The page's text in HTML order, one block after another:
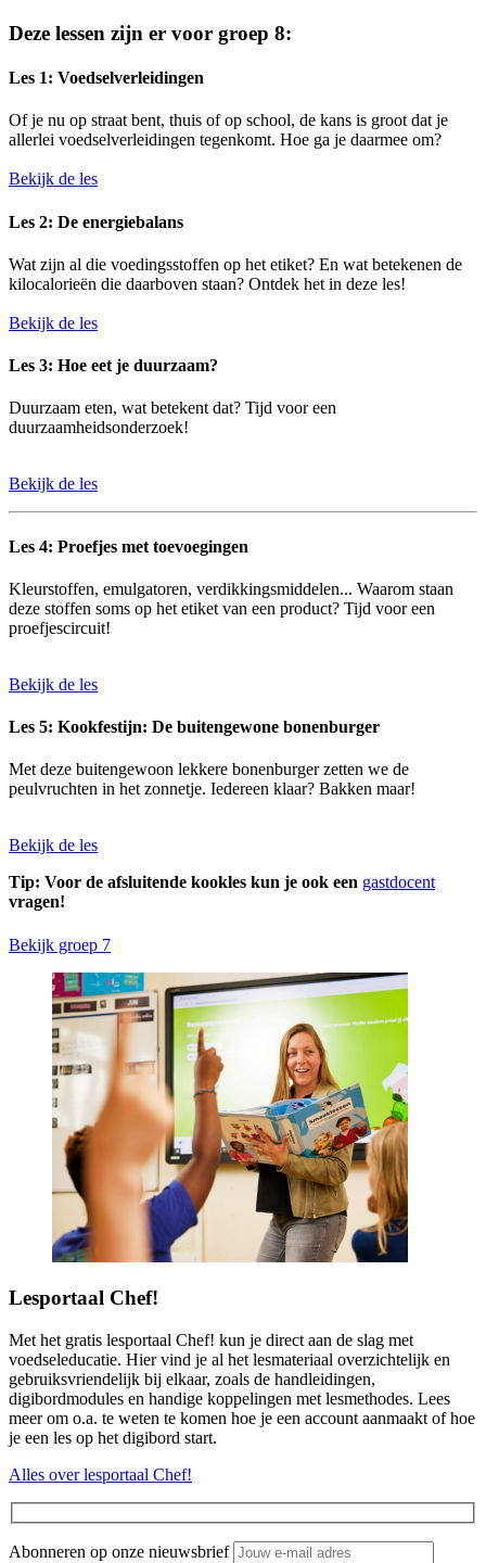
Deze lessen zijn er voor groep 8:
Les 1: Voedselverleidingen
Of je nu op straat bent, thuis of op school, de kans is groot dat je
allerlei voedselverleidingen tegenkomt. Hoe ga je daarmee om?
Bekijk de les
Les 2: De energiebalans
Wat zijn al die voedingsstoffen op het etiket? En wat betekenen de
kilocalorieën die daarboven staan? Ontdek het in deze les!
Bekijk de les
Les 3: Hoe eet je duurzaam?
Duurzaam eten, wat betekent dat? Tijd voor een
duurzaamheidsonderzoek!
Bekijk de les
Les 4: Proefjes met toevoegingen
Kleurstoffen, emulgatoren, verdikkingsmiddelen... Waarom staan
deze stoffen soms op het etiket van een product? Tijd voor een
proefjescircuit!
Bekijk de les
Les 5: Kookfestijn: De buitengewone bonenburger
Met deze buitengewoon lekkere bonenburger zetten we de
peulvruchten in het zonnetje. Iedereen klaar? Bakken maar!
Bekijk de les
Tip: Voor de afsluitende kookles kun je ook een gastdocent
vragen!
Bekijk groep 7
Lesportaal Chef!
Met het gratis lesportaal Chef! kun je direct aan de slag met
voedseleducatie. Hier vind je al het lesmateriaal overzichtelijk en
gebruiksvriendelijk bij elkaar, zoals de handleidingen,
digibordmodules en handige koppelingen met lesmethodes. Lees
meer om o.a. te weten te komen hoe je een account aanmaakt of hoe
je een les op het digibord start.
Alles over lesportaal Chef!
Abonneren op onze nieuwsbrief